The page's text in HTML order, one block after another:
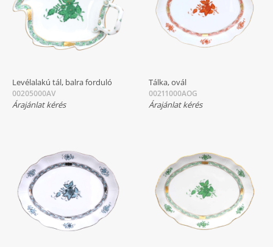
Levélalakú tál, balra forduló
00205000AV
Árajánlat kérés
Tálka, ovál
00211000AOG
Árajánlat kérés